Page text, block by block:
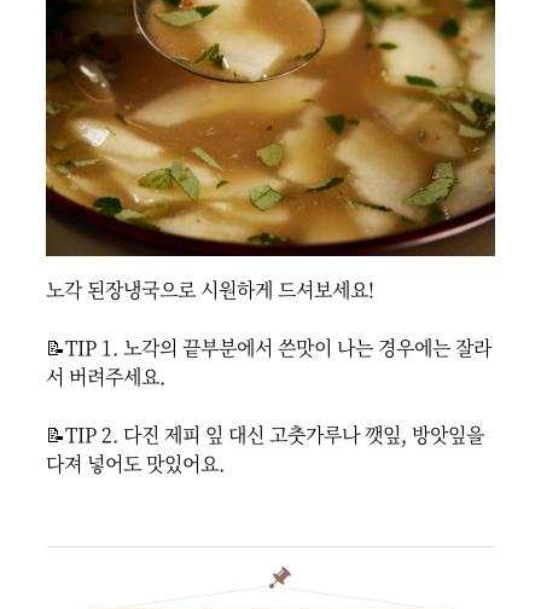
노각 된장냉국으로 시원하게 드셔보세요!
📝TIP 1. 노각의 끝부분에서 쓴맛이 나는 경우에는 잘라
서 버려주세요.
📝TIP 2. 다진 제피 잎 대신 고춧가루나 깻잎, 방앗잎을
다져 넣어도 맛있어요.